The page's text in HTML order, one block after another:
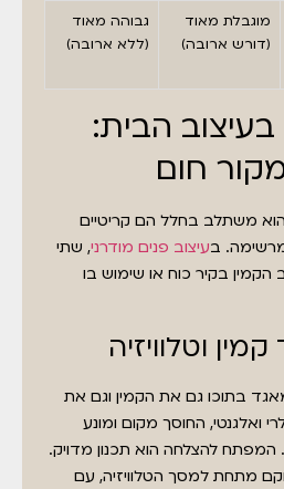
מוגבלת מאוד
(דורש ארובה)
גבוהה מאוד
(ללא ארובה)
בעיצוב הבית:
חום
הוא משתלב בחלל הם קריטיים
בעיצוב פנים מודרני, שתי
הקמין בקיר כוח או שימוש בו
וטלוויזיה
בתוכו גם את הקמין וגם את
ואלגנטי, החוסך מקום ומונע
המפתח להצלחה הוא תכנון מדויק.
מתחת למסך הטלוויזיה, עם